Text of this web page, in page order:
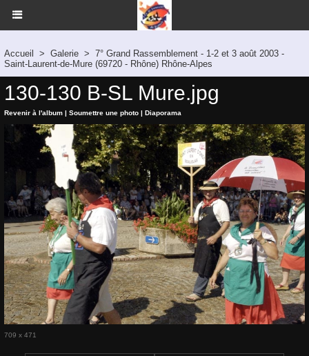
Accueil > Galerie > 7° Grand Rassemblement - 1-2 et 3 août 2003 -
Saint-Laurent-de-Mure (69720 - Rhône) Rhône-Alpes
130-130 B-SL Mure.jpg
Revenir à l'album | Soumettre une photo | Diaporama
709 x 471